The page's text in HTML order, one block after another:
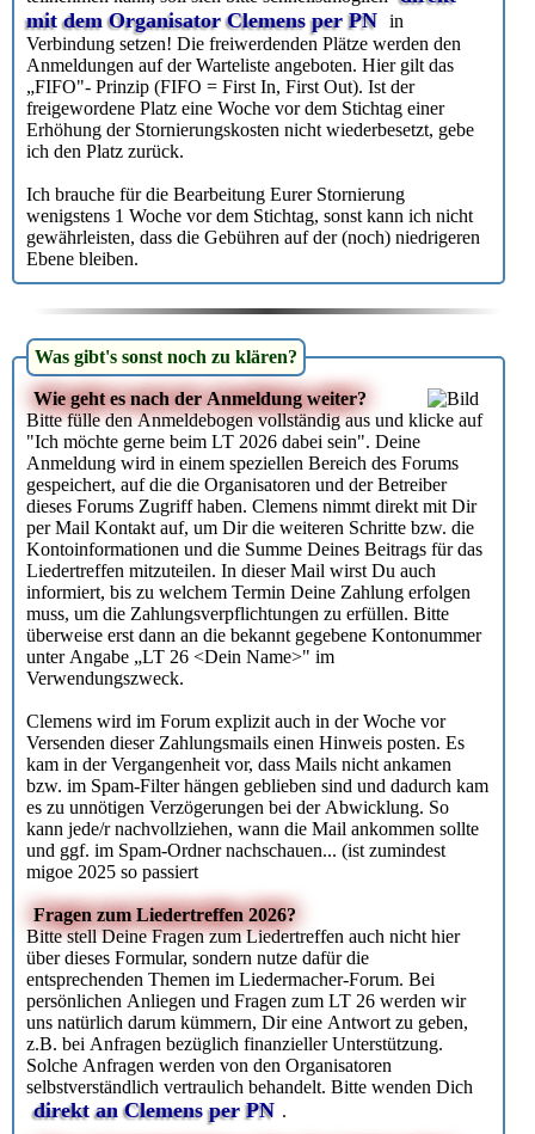
mit dem Organisator Clemens per PN in
Verbindung setzen! Die freiwerdenden Plätze werden den
Anmeldungen auf der Warteliste angeboten. Hier gilt das
„FIFO"- Prinzip (FIFO = First In, First Out). Ist der
freigewordene Platz eine Woche vor dem Stichtag einer
Erhöhung der Stornierungskosten nicht wiederbesetzt, gebe
ich den Platz zurück.
Ich brauche für die Bearbeitung Eurer Stornierung
wenigstens 1 Woche vor dem Stichtag, sonst kann ich nicht
gewährleisten, dass die Gebühren auf der (noch) niedrigeren
Ebene bleiben.
Was gibt's sonst noch zu klären?
Wie geht es nach der Anmeldung weiter?
Bitte fülle den Anmeldebogen vollständig aus und klicke auf
"Ich möchte gerne beim LT 2026 dabei sein". Deine
Anmeldung wird in einem speziellen Bereich des Forums
gespeichert, auf die die Organisatoren und der Betreiber
dieses Forums Zugriff haben. Clemens nimmt direkt mit Dir
per Mail Kontakt auf, um Dir die weiteren Schritte bzw. die
Kontoinformationen und die Summe Deines Beitrags für das
Liedertreffen mitzuteilen. In dieser Mail wirst Du auch
informiert, bis zu welchem Termin Deine Zahlung erfolgen
muss, um die Zahlungsverpflichtungen zu erfüllen. Bitte
überweise erst dann an die bekannt gegebene Kontonummer
unter Angabe „LT 26 <Dein Name>" im
Verwendungszweck.
Clemens wird im Forum explizit auch in der Woche vor
Versenden dieser Zahlungsmails einen Hinweis posten. Es
kam in der Vergangenheit vor, dass Mails nicht ankamen
bzw. im Spam-Filter hängen geblieben sind und dadurch kam
es zu unnötigen Verzögerungen bei der Abwicklung. So
kann jede/r nachvollziehen, wann die Mail ankommen sollte
und ggf. im Spam-Ordner nachschauen... (ist zumindest
migoe 2025 so passiert
Fragen zum Liedertreffen 2026?
Bitte stell Deine Fragen zum Liedertreffen auch nicht hier
über dieses Formular, sondern nutze dafür die
entsprechenden Themen im Liedermacher-Forum. Bei
persönlichen Anliegen und Fragen zum LT 26 werden wir
uns natürlich darum kümmern, Dir eine Antwort zu geben,
z.B. bei Anfragen bezüglich finanzieller Unterstützung.
Solche Anfragen werden von den Organisatoren
selbstverständlich vertraulich behandelt. Bitte wenden Dich
direkt an Clemens per PN .